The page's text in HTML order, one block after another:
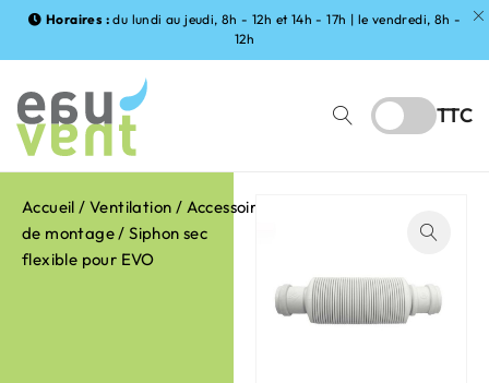
Horaires : du lundi au jeudi, 8h - 12h et 14h - 17h | le vendredi, 8h -
12h
TTC
Accueil /Ventilation / Accessoires
de montage/ Siphon sec
flexible pour EVO